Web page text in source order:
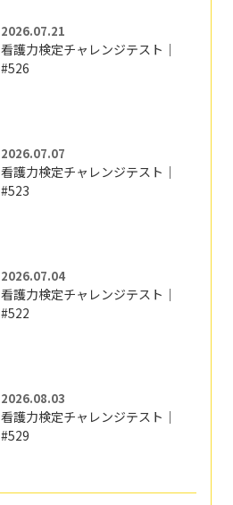
2026.07.21
看護力検定チャレンジテスト｜
#526
2026.07.07
看護力検定チャレンジテスト｜
#523
2026.07.04
看護力検定チャレンジテスト｜
#522
2026.08.03
看護力検定チャレンジテスト｜
#529